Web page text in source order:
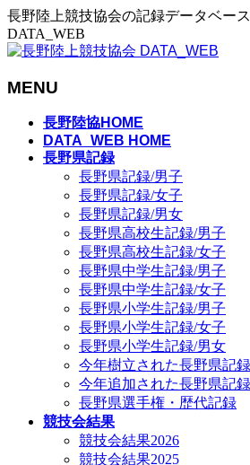
長野陸上競技協会の記録データベー
DATA_WEB
MENU
長野陸協HOME
DATA_WEB HOME
長野県記録
長野県記録/男子
長野県記録/女子
長野県記録/男女
長野県高校生記録/男子
長野県高校生記録/女子
長野県中学生記録/男子
長野県中学生記録/女子
長野県小学生記録/男子
長野県小学生記録/女子
長野県小学生記録/男女
今年樹立された長野県記録
今年追加された長野県記録
長野県選手権・歴代記録
競技会結果
競技会結果2026
競技会結果2025